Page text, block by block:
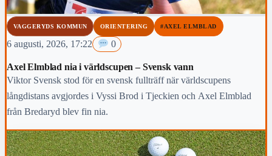
VAGGERYDS KOMMUN ORIENTERING #AXEL ELMBLAD
6 augusti, 2026, 17:22 0
Axel Elmblad nia i världscupen – Svensk vann
Viktor Svensk stod för en svensk fullträff när världscupens
långdistans avgjordes i Vyssi Brod i Tjeckien och Axel Elmblad
från Bredaryd blev fin nia.